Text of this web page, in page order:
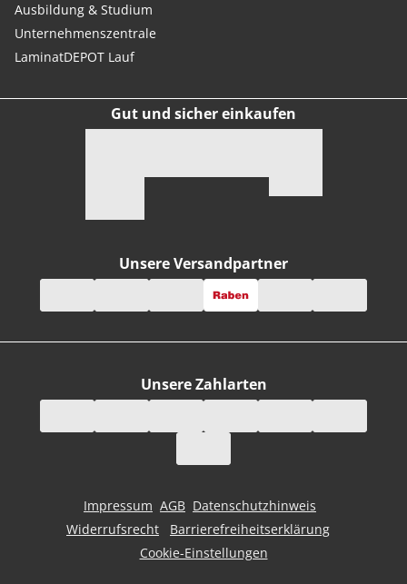
Ausbildung & Studium
Unternehmenszentrale
LaminatDEPOT Lauf
Gut und sicher einkaufen
Unsere Zahlarten
Unsere Versandpartner
Impressum AGB Datenschutzhinweis
Widerrufsrecht
Barrierefreiheitserklärung
Cookie-Einstellungen